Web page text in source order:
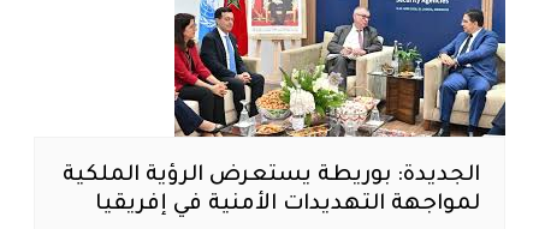
الجديدة: بوريطة يستعرض الرؤية الملكية
لمواجهة التهديدات الأمنية في إفريقيا